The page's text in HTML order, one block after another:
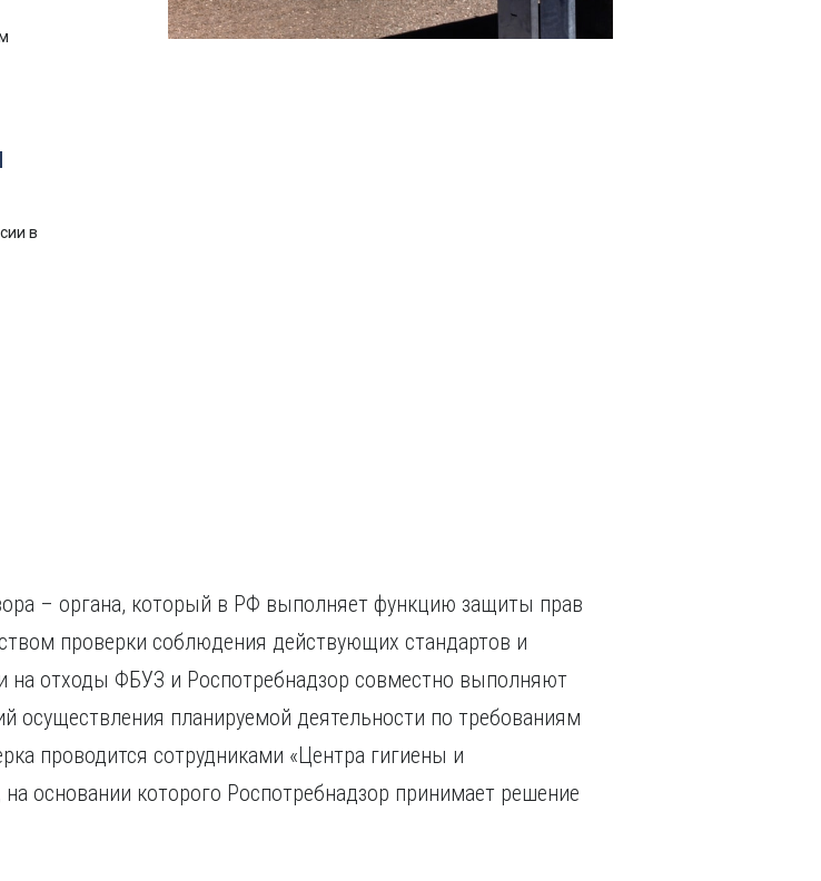
в
– органа, который в РФ выполняет функцию защиты прав
проверки соблюдения действующих стандартов и
на отходы ФБУЗ и Роспотребнадзор совместно выполняют
осуществления планируемой деятельности по требованиям
проводится сотрудниками «Центра гигиены и
основании которого Роспотребнадзор принимает решение